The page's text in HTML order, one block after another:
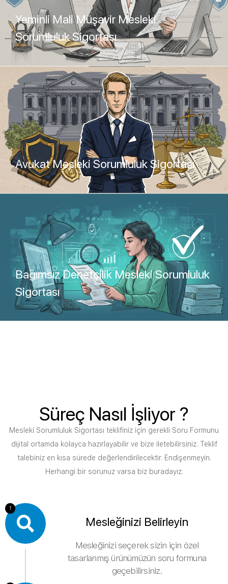
Yeminli Mali Müşavir Mesleki
Sorumluluk Sigortası
Teklif Al
Avukat Mesleki Sorumluluk Sigortası
Bağımsız Denetçilik Mesleki Sorumluluk
Sigortası
Süreç Nasıl İşliyor ?
Mesleki Sorumluluk Sigortası teklifiniz için gerekli Soru Formunu
dijital ortamda kolayca hazırlayabilir ve bize iletebilirsiniz. Teklif
talebiniz en kısa sürede değerlendirilecektir. Endişenmeyin.
Herhangi bir sorunuz varsa biz buradayız.
1
Mesleğinizi Belirleyin
Mesleğinizi seçerek sizin için özel
tasarlanmış ürünümüzün soru formuna
geçebilirsiniz.